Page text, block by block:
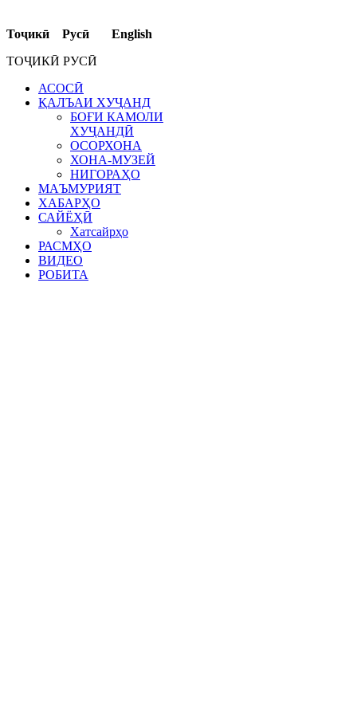
Тоҷикӣ Русӣ English
ТОҶИКӢ РУСӢ
АСОСӢ
ҚАЛЪАИ ХУҶАНД
БОҒИ КАМОЛИ
ХУҶАНДӢ
ОСОРХОНА
ХОНА-МУЗЕЙ
НИГОРАҲО
МАЪМУРИЯТ
ХАБАРҲО
САЙЁҲӢ
Хатсайрҳо
РАСМҲО
ВИДЕО
РОБИТА